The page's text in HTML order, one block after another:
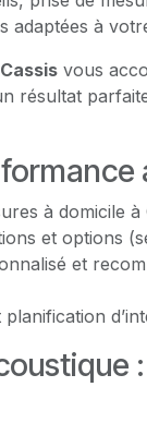
adaptées à
vous
résultat
à domicile à
et options
et
planification